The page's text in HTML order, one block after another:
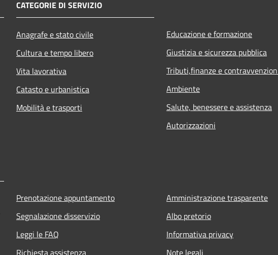
CATEGORIE DI SERVIZIO
Anagrafe e stato civile
Cultura e tempo libero
Vita lavorativa
Catasto e urbanistica
Mobilità e trasporti
Educazione e formazione
Giustizia e sicurezza pubblica
Tributi,finanze e
Ambiente
Salute, benessere e assistenza
Autorizzazioni
Prenotazione appuntamento
Segnalazione disservizio
Leggi le FAQ
Richiesta assistenza
Amministrazione trasparente
Albo pretorio
Informativa privacy
Note legali